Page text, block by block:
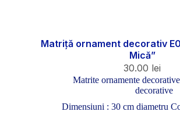
Matriță ornament decorativ
Mică”
30.00 lei
Matrite ornamente decorative
decorative
Dimensiuni : 30 cm diametru